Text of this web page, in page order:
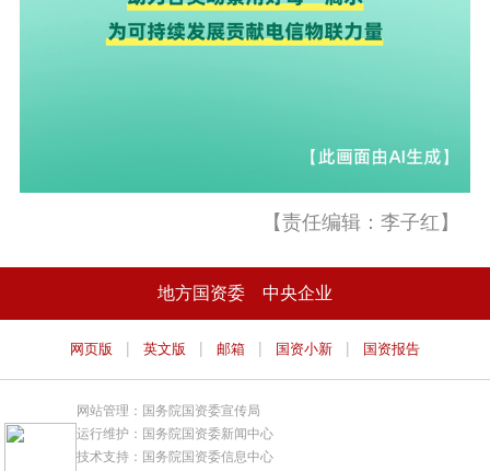
【责任编辑：李子红】
地方国资委 中央企业
网页版 | 英文版 | 邮箱 | 国资小新 | 国资报告
网站管理：国务院国资委宣传局
运行维护：国务院国资委新闻中心
技术支持：国务院国资委信息中心